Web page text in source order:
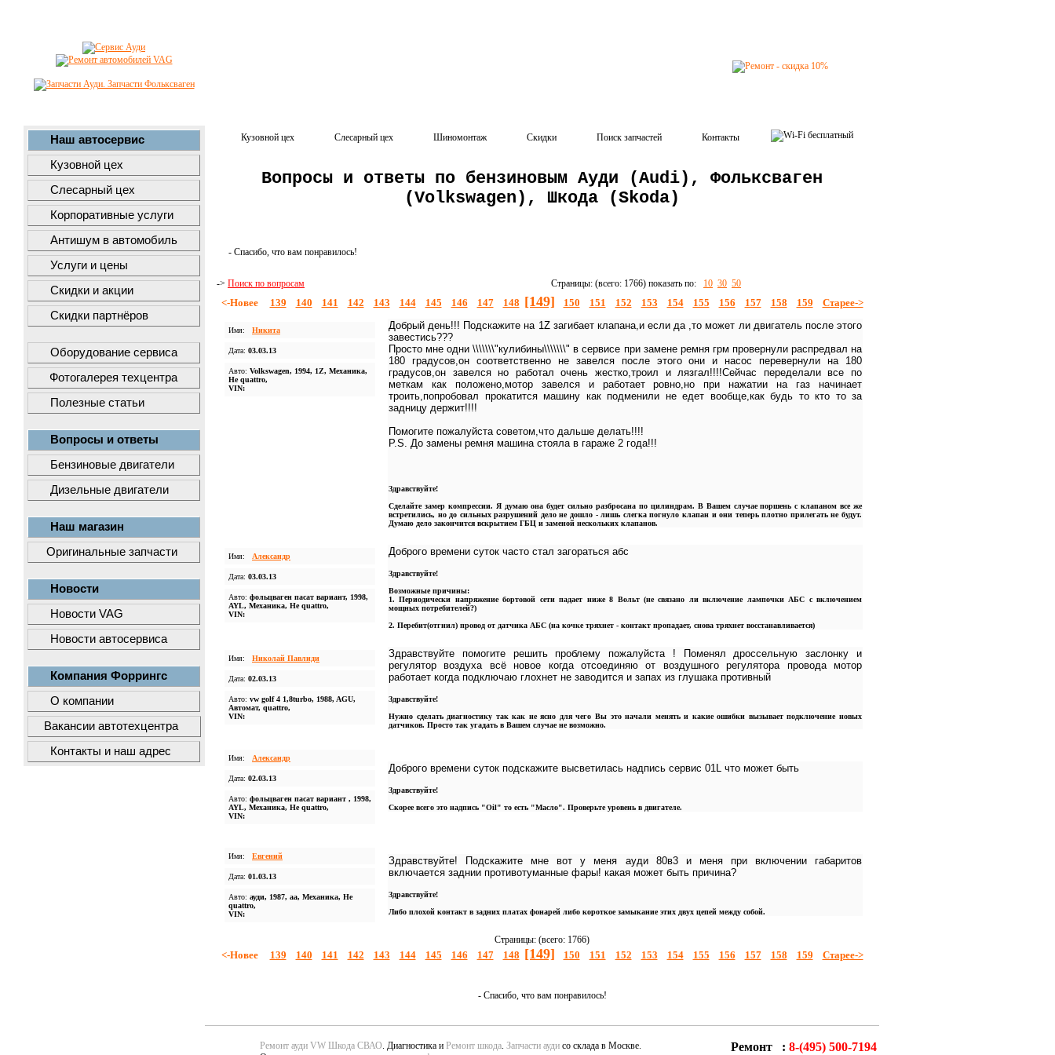
Наш автосервис
Кузовной цех
Слесарный цех
Корпоративные услуги
Антишум в автомобиль
Услуги и цены
Скидки и акции
Скидки партнёров
Оборудование сервиса
Фотогалерея техцентра
Полезные статьи
Вопросы и ответы
Бензиновые двигатели
Дизельные двигатели
Наш магазин
Оригинальные запчасти
Новости
Новости VAG
Новости автосервиса
Компания Форрингс
О компании
Вакансии автотехцентра
Контакты и наш адрес
Кузовной цех Слесарный цех Шиномонтаж Скидки Поиск запчастей Контакты
Вопросы и ответы по бензиновым Ауди (Audi), Фольксваген
(Volkswagen), Шкода (Skoda)
- Спасибо, что вам понравилось!
-> Поиск по вопросам Страницы: (всего: 1766) показать по: 10 30 50
<-Новее 139 140 141 142 143 144 145 146 147 148 [149] 150 151 152 153 154 155 156 157 158 159 Старее->
Имя: Никита
Дата: 03.03.13
Авто: Volkswagen, 1994, 1Z, Механика,
Не quattro,
VIN:
Добрый день!!! Подскажите на 1Z загибает клапана,и если да ,то может ли двигатель после этого
завестись???
Просто мне одни \\\\\\\"кулибины\\\\\\\" в сервисе при замене ремня грм провернули распредвал на
180 градусов,он соответственно не завелся после этого они и насос перевернули на 180
градусов,он завелся но работал очень жестко,троил и лязгал!!!!Сейчас переделали все по
меткам как положено,мотор завелся и работает ровно,но при нажатии на газ начинает
троить,попробовал прокатится машину как подменили не едет вообще,как будь то кто то за
задницу держит!!!!
Помогите пожалуйста советом,что дальше делать!!!!
P.S. До замены ремня машина стояла в гараже 2 года!!!
Здравствуйте!
Сделайте замер компрессии. Я думаю она будет сильно разбросана по цилиндрам. В Вашем случае поршень с клапаном все же
встретились, но до сильных разрушений дело не дошло - лишь слегка погнуло клапан и они теперь плотно прилегать не будут.
Думаю дело закончится вскрытием ГБЦ и заменой нескольких клапанов.
Имя: Александр
Дата: 03.03.13
Авто: фольцваген пасат вариант, 1998,
AYL, Механика, Не quattro,
VIN:
Доброго времени суток часто стал загораться абс
Здравствуйте!
Возможные причины:
1. Периодически напряжение бортовой сети падает ниже 8 Вольт (не связано ли включение лампочки АБС с включением
мощных потребителей?)
2. Перебит(отгнил) провод от датчика АБС (на кочке тряхнет - контакт пропадает, снова тряхнет восстанавливается)
Имя: Николай Павлиди
Дата: 02.03.13
Авто: vw golf 4 1,8turbo, 1988, AGU,
Автомат, quattro,
VIN:
Здравствуйте помогите решить проблему пожалуйста ! Поменял дроссельную заслонку и
регулятор воздуха всё новое когда отсоединяю от воздушного регулятора провода мотор
работает когда подключаю глохнет не заводится и запах из глушака противный
Здравствуйте!
Нужно сделать диагностику так как не ясно для чего Вы это начали менять и какие ошибки вызывает подключение новых
датчиков. Просто так угадать в Вашем случае не возможно.
Имя: Александр
Дата: 02.03.13
Авто: фольцваген пасат вариант , 1998,
AYL, Механика, Не quattro,
VIN:
Доброго времени суток подскажите высветилась надпись сервис 01L что может быть
Здравствуйте!
Скорее всего это надпись "Oil" то есть "Масло". Проверьте уровень в двигателе.
Имя: Евгений
Дата: 01.03.13
Авто: ауди, 1987, aa, Механика, Не
quattro,
VIN:
Здравствуйте! Подскажите мне вот у меня ауди 80в3 и меня при включении габаритов
включается заднии противотуманные фары! какая может быть причина?
Здравствуйте!
Либо плохой контакт в задних платах фонарей либо короткое замыкание этих двух цепей между собой.
Страницы: (всего: 1766)
<-Новее 139 140 141 142 143 144 145 146 147 148 [149] 150 151 152 153 154 155 156 157 158 159 Старее->
- Спасибо, что вам понравилось!
Ремонт ауди VW Шкода СВАО. Диагностика и Ремонт шкода. Запчасти ауди со склада в Москве.
Ремонт : 8-(495) 500-7194